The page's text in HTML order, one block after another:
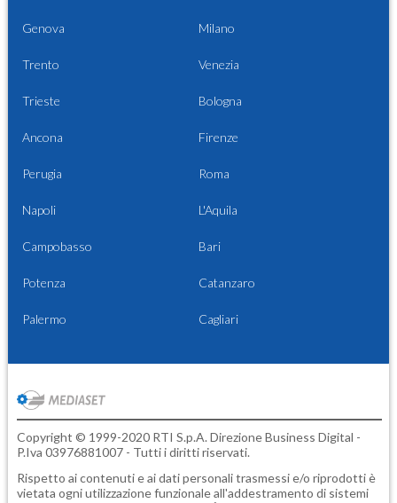
Genova Milano
Trento Venezia
Trieste Bologna
Ancona Firenze
Perugia Roma
Napoli L'Aquila
Campobasso Bari
Potenza Catanzaro
Palermo Cagliari
Copyright © 1999-2020 RTI S.p.A. Direzione Business Digital -
P.Iva 03976881007 - Tutti i diritti riservati.
Rispetto ai contenuti e ai dati personali trasmessi e/o riprodotti è
vietata ogni utilizzazione funzionale all'addestramento di sistemi